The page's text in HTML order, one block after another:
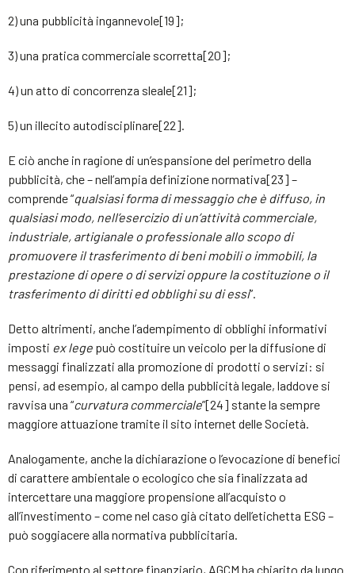
2) una pubblicità ingannevole[19];
3) una pratica commerciale scorretta[20];
4) un atto di concorrenza sleale[21];
5) un illecito autodisciplinare[22].
E ciò anche in ragione di un’espansione del perimetro della
pubblicità, che – nell’ampia definizione normativa[23] –
comprende “qualsiasi forma di messaggio che è diffuso, in
qualsiasi modo, nell’esercizio di un’attività commerciale,
industriale, artigianale o professionale allo scopo di
promuovere il trasferimento di beni mobili o immobili, la
prestazione di opere o di servizi oppure la costituzione o il
trasferimento di diritti ed obblighi su di essi”.
Detto altrimenti, anche l’adempimento di obblighi informativi
imposti ex lege può costituire un veicolo per la diffusione di
messaggi finalizzati alla promozione di prodotti o servizi: si
pensi, ad esempio, al campo della pubblicità legale, laddove si
ravvisa una “curvatura commerciale”[24] stante la sempre
maggiore attuazione tramite il sito internet delle Società.
Analogamente, anche la dichiarazione o l’evocazione di benefici
di carattere ambientale o ecologico che sia finalizzata ad
intercettare una maggiore propensione all’acquisto o
all’investimento – come nel caso già citato dell’etichetta ESG –
può soggiacere alla normativa pubblicitaria.
Con riferimento al settore finanziario, AGCM ha chiarito da lungo